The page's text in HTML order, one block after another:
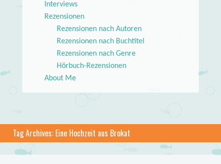
Interviews
Rezensionen
Rezensionen nach Autoren
Rezensionen nach Buchtitel
Rezensionen nach Genre
Hörbuch-Rezensionen
About Me
Tag Archives: Eine Hochzeit aus Brokat